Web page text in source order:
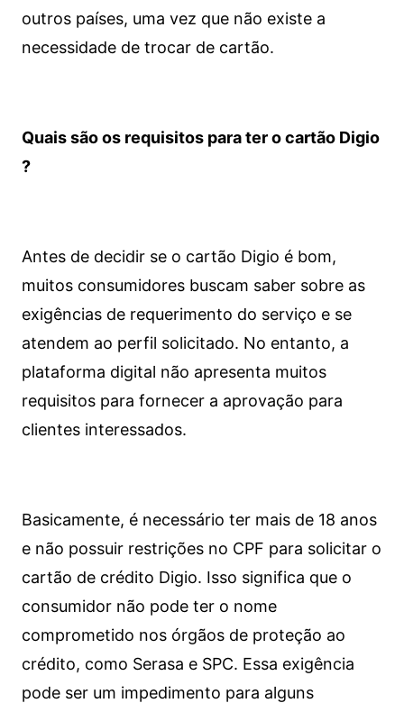
outros países, uma vez que não existe a
necessidade de trocar de cartão.
Quais são os requisitos para ter o cartão Digio
?
Antes de decidir se o cartão Digio é bom,
muitos consumidores buscam saber sobre as
exigências de requerimento do serviço e se
atendem ao perfil solicitado. No entanto, a
plataforma digital não apresenta muitos
requisitos para fornecer a aprovação para
clientes interessados.
Basicamente, é necessário ter mais de 18 anos
e não possuir restrições no CPF para solicitar o
cartão de crédito Digio. Isso significa que o
consumidor não pode ter o nome
comprometido nos órgãos de proteção ao
crédito, como Serasa e SPC. Essa exigência
pode ser um impedimento para alguns